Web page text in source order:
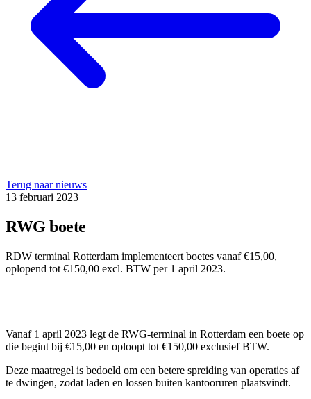
Terug naar nieuws
13 februari 2023
RWG boete
RDW terminal Rotterdam implementeert boetes vanaf €15,00,
oplopend tot €150,00 excl. BTW per 1 april 2023.
Vanaf 1 april 2023 legt de RWG-terminal in Rotterdam een boete op
die begint bij €15,00 en oploopt tot €150,00 exclusief BTW.
Deze maatregel is bedoeld om een betere spreiding van operaties af
te dwingen, zodat laden en lossen buiten kantooruren plaatsvindt.